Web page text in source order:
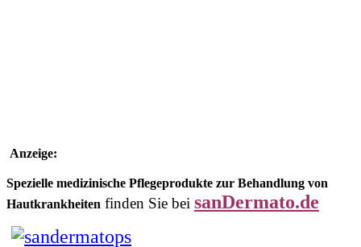
Anzeige:
Spezielle medizinische Pflegeprodukte zur Behandlung von
Hautkrankheiten finden Sie bei sanDermato.de